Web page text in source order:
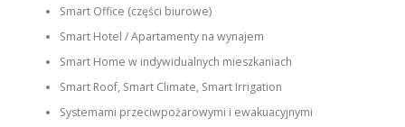
Smart Office (części biurowe)
Smart Hotel / Apartamenty na wynajem
Smart Home w indywidualnych mieszkaniach
Smart Roof, Smart Climate, Smart Irrigation
Systemami przeciwpożarowymi i ewakuacyjnymi